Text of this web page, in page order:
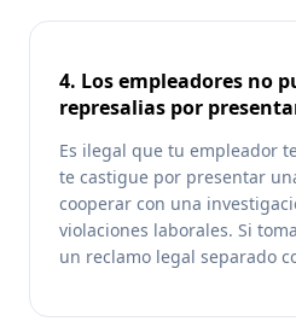
4. Los empleadores no
represalias por
Es ilegal que tu empleador
te castigue por presentar
cooperar con una
violaciones laborales. Si
un reclamo legal separado